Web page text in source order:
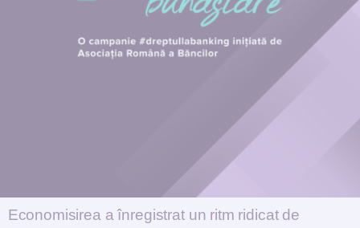
Economisirea a înregistrat un ritm ridicat de